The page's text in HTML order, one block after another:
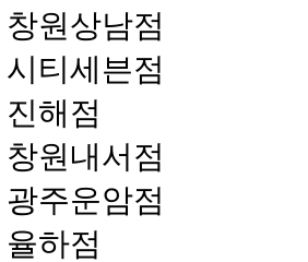
창원상남점
시티세븐점
진해점
창원내서점
광주운암점
율하점